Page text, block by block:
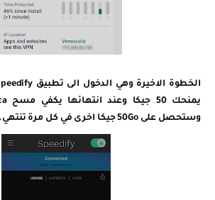
الخطوة الاخيرة وهي الدخول الى تطبيق Speedify
يمنحك 50 جيكا
وعند انتهائها يكفي مسح data
وستحصل على 50Go جيكا اخرى في كل مرة تنتهي.